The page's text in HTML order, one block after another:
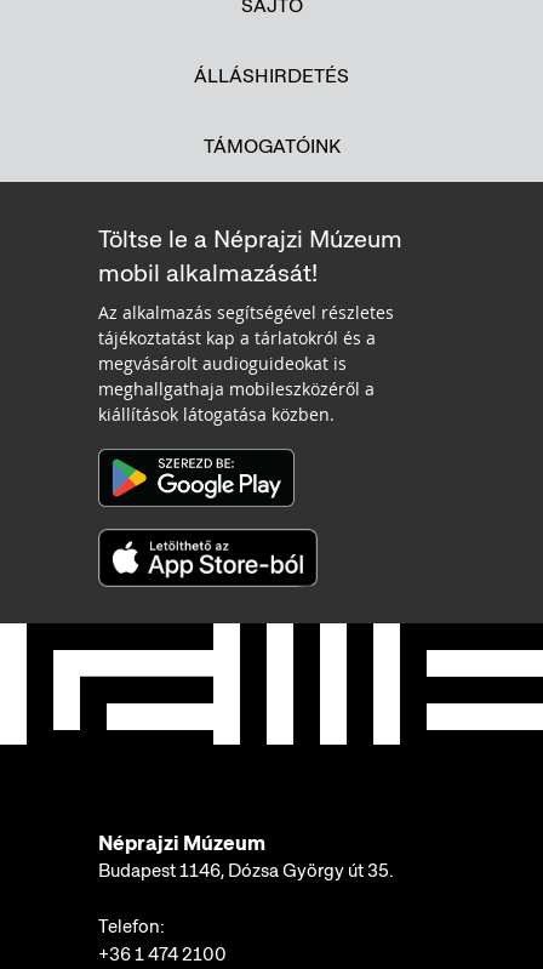
SAJTÓ
ÁLLÁSHIRDETÉS
TÁMOGATÓINK
Töltse le a Néprajzi Múzeum
mobil alkalmazását!
Az alkalmazás segítségével részletes
tájékoztatást kap a tárlatokról és a
megvásárolt audioguideokat is
meghallgathaja mobileszközéről a
kiállítások látogatása közben.
Néprajzi Múzeum
Budapest 1146, Dózsa György út 35.
Telefon:
+36 1 474 2100